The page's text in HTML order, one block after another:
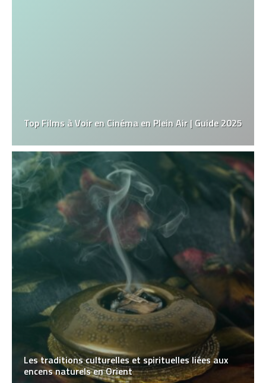
Top Films à Voir en Cinéma en Plein Air | Guide 2025
Les traditions culturelles et spirituelles liées aux
encens naturels en Orient